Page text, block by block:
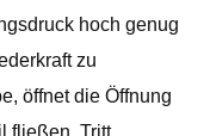
hoch genug
zu
öffnet die Öffnung
fließen. Tritt